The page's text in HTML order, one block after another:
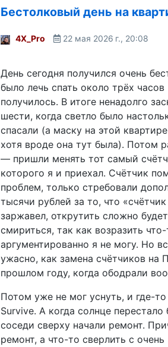
Бестолковый день на
4X_Pro 22 мая 2026 г., 20:08
День сегодня получился очень
было лечь спать около трёх часов
получилось. В итоге ненадолго
шести, когда светло было
спасали (а маску на этой
хотя вроде она тут была). Потом
— пришли менять тот самый
которого я и приехал. Счётчик
проблем, только стребовали
тысячи рублей за то, что
заржавел, открутить сложно
смириться, так как возразить
аргументированно я не могу. Но
ужасно, как замена счётчиков на
прошлом году, когда ободрали
Потом уже не мог уснуть, и где-то
Survive. А когда солнце перестало
соседи сверху начали ремонт.
ремонт, а что-то сверлить с